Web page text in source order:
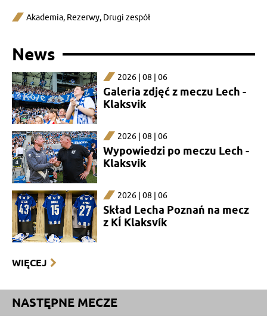
Akademia, Rezerwy, Drugi zespół
News
2026 | 08 | 06
Galeria zdjęć z meczu Lech -
Klaksvik
2026 | 08 | 06
Wypowiedzi po meczu Lech -
Klaksvik
2026 | 08 | 06
Skład Lecha Poznań na mecz
z KÍ Klaksvík
WIĘCEJ
NASTĘPNE MECZE